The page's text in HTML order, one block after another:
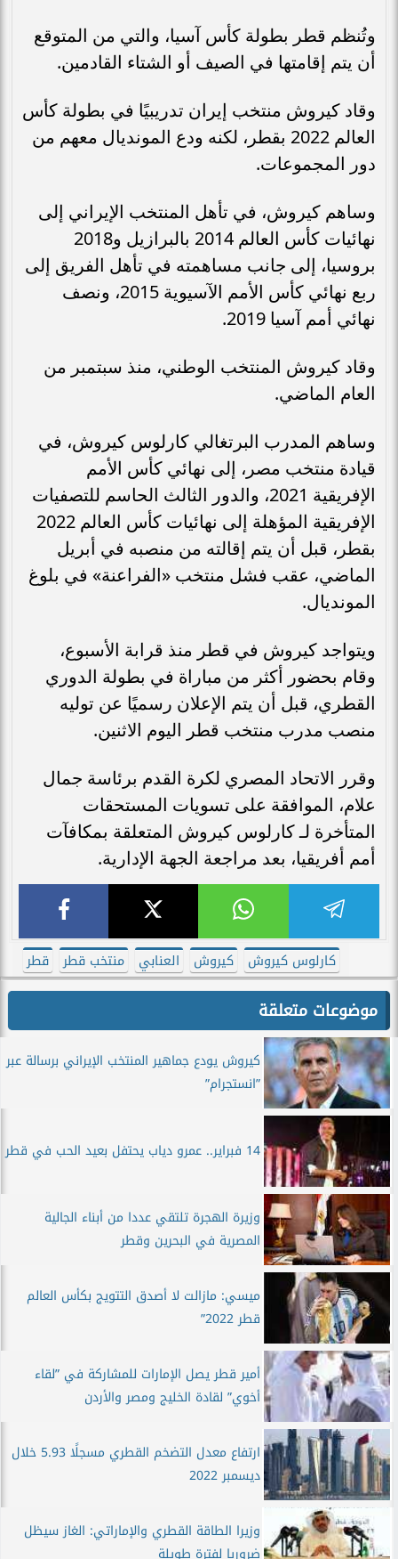
وتُنظم قطر بطولة كأس آسيا، والتي من المتوقع
أن يتم إقامتها في الصيف أو الشتاء القادمين.
وقاد كيروش منتخب إيران تدريبيًا في بطولة كأس
العالم 2022 بقطر، لكنه ودع المونديال معهم من
دور المجموعات.
وساهم كيروش، في تأهل المنتخب الإيراني إلى
نهائيات كأس العالم 2014 بالبرازيل و2018
بروسيا، إلى جانب مساهمته في تأهل الفريق إلى
ربع نهائي كأس الأمم الآسيوية 2015، ونصف
نهائي أمم آسيا 2019.
وقاد كيروش المنتخب الوطني، منذ سبتمبر من
العام الماضي.
وساهم المدرب البرتغالي كارلوس كيروش، في
قيادة منتخب مصر، إلى نهائي كأس الأمم
الإفريقية 2021، والدور الثالث الحاسم للتصفيات
الإفريقية المؤهلة إلى نهائيات كأس العالم 2022
بقطر، قبل أن يتم إقالته من منصبه في أبريل
الماضي، عقب فشل منتخب «الفراعنة» في بلوغ
المونديال.
ويتواجد كيروش في قطر منذ قرابة الأسبوع،
وقام بحضور أكثر من مباراة في بطولة الدوري
القطري، قبل أن يتم الإعلان رسميًا عن توليه
منصب مدرب منتخب قطر اليوم الاثنين.
وقرر الاتحاد المصري لكرة القدم برئاسة جمال
علام، الموافقة على تسويات المستحقات
المتأخرة لـ كارلوس كيروش المتعلقة بمكافآت
أمم أفريقيا، بعد مراجعة الجهة الإدارية.
كارلوس كيروش كيروش العنابي منتخب قطر قطر
موضوعات متعلقة
كيروش يودع جماهير المنتخب الإيراني برسالة عبر
”انستجرام”
14 فبراير.. عمرو دياب يحتفل بعيد الحب في قطر
وزيرة الهجرة تلتقي عددا من أبناء الجالية
المصرية في البحرين وقطر
ميسي: مازالت لا أصدق التتويج بكأس العالم
قطر 2022”
أمير قطر يصل الإمارات للمشاركة في ”لقاء
أخوي” لقادة الخليج ومصر والأردن
ارتفاع معدل التضخم القطري مسجلًا 5.93 خلال
ديسمبر 2022
وزيرا الطاقة القطري والإماراتي: الغاز سيظل
ضروريا لفترة طويلة